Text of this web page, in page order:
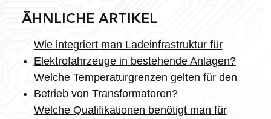
ÄHNLICHE ARTIKEL
Wie integriert man Ladeinfrastruktur für
Elektrofahrzeuge in bestehende Anlagen?
Welche Temperaturgrenzen gelten für den
Betrieb von Transformatoren?
Welche Qualifikationen benötigt man für